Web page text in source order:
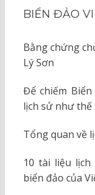
BIỂN ĐẢO
Bằng chứng
Lý Sơn
Để chiếm
lịch sử như thế
Tổng quan về
10 tài liệu
biển đảo của